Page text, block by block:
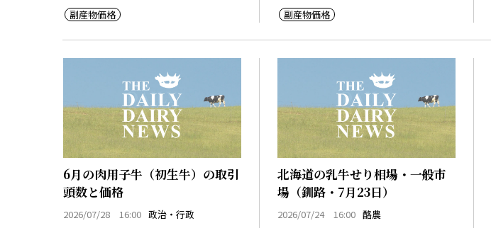
副産物価格
副産物価格
6月の肉用子牛（初生牛）の取引
頭数と価格
2026/07/28 16:00 政治・行政
北海道の乳牛せり相場・一般市
場（釧路・7月23日）
2026/07/24 16:00 酪農